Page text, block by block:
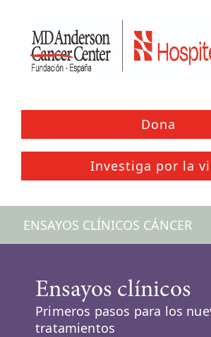
Dona
Investiga por la
ENSAYOS CLÍNICOS CÁNCER
Ensayos clínicos
Primeros pasos para los
tratamientos